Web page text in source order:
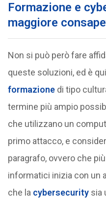
Formazione e
maggiore
Non si può però fare
queste soluzioni, ed è
formazione di tipo
termine più ampio
che utilizzano un
primo attacco, e
paragrafo, ovvero che
informatici inizia con un
che la cybersecuritysia